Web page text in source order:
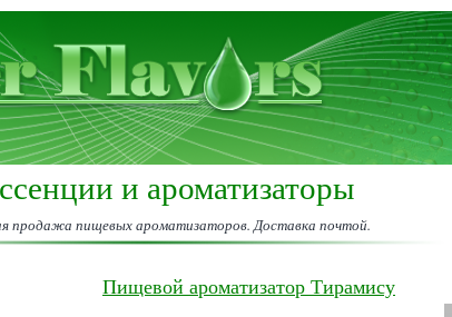
и ароматизаторы
продажа пищевых ароматизаторов. Доставка почтой.
Пищевой ароматизатор Тирамису